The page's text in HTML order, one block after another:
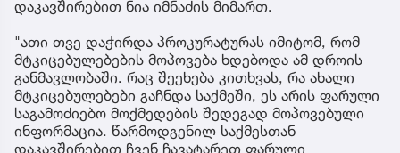
დაკავშირებით ნია იმნაძის მიმართ.
"ათი თვე დაჭირდა პროკურატურას იმიტომ, რომ
მტკიცებულებების მოპოვება ხდებოდა ამ დროის
განმავლობაში. რაც შეეხება კითხვას, რა ახალი
მტკიცებულებები გაჩნდა საქმეში, ეს არის ფარული
საგამოძიებო მოქმედების შედეგად მოპოვებული
ინფორმაცია. წარმოდგენილ საქმესთან
დაკავშირებით ჩვენ ჩავატარეთ ფარული